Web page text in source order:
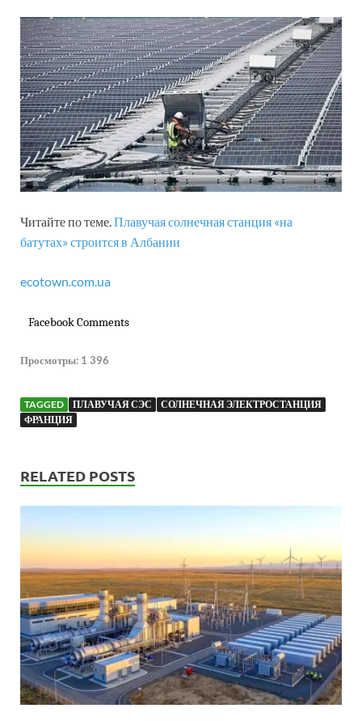
Читайте по теме.Плавучая солнечная станция «на
батутах» строится в Албании
ecotown.com.ua
Facebook Comments
Просмотры: 1 396
TAGGED ПЛАВУЧАЯ СЭС
СОЛНЕЧНАЯ ЭЛЕКТРОСТАНЦИЯ
ФРАНЦИЯ
RELATED POSTS